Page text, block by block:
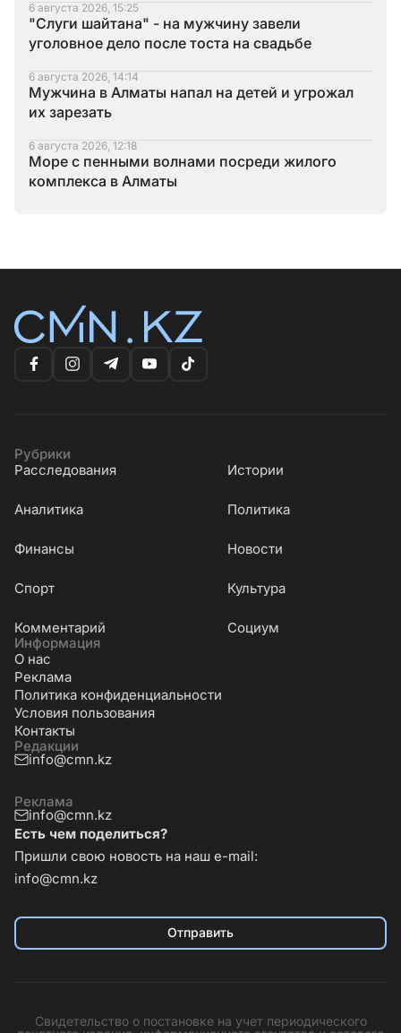
6 августа 2026, 15:25
"Слуги шайтана" - на мужчину завели
уголовное дело после тоста на свадьбе
6 августа 2026, 14:14
Мужчина в Алматы напал на детей и угрожал
их зарезать
6 августа 2026, 12:18
Море с пенными волнами посреди жилого
комплекса в Алматы
Рубрики
Расследования
Истории
Аналитика Политика
Финансы Новости
Cпорт Культура
Комментарий
Социум
Информация
О нас
Реклама
Политика конфиденциальности
Условия пользования
Контакты
Редакции
info@cmn.kz
Реклама
info@cmn.kz
Есть чем поделиться?
Пришли свою новость на наш e-mail:
info@cmn.kz
Отправить
Свидетельство о постановке на учет периодического